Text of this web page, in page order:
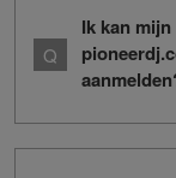
Ik kan